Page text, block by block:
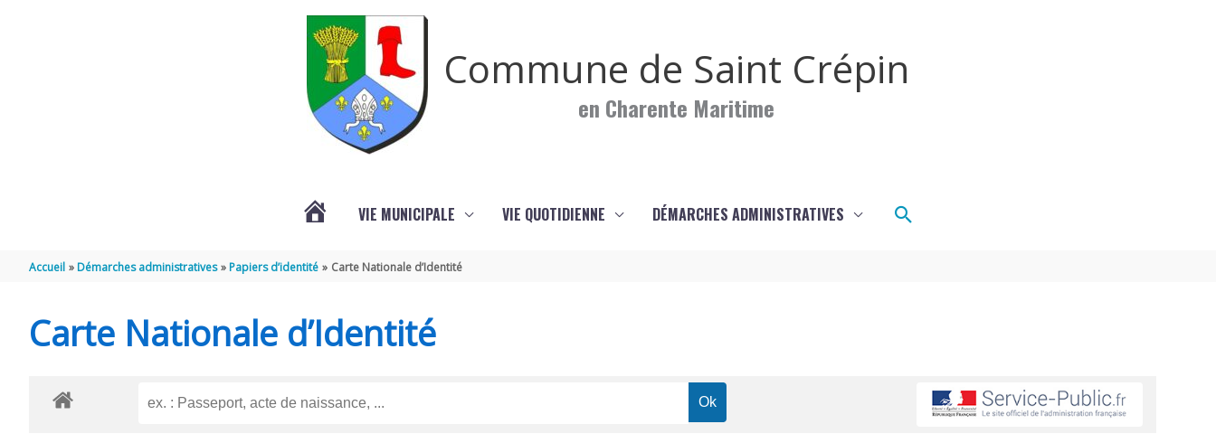
Commune de Saint Crépin
en Charente Maritime
VIE MUNICIPALE VIE QUOTIDIENNE DÉMARCHES ADMINISTRATIVES Rechercher
Accueil Démarches administratives Papiers d’identité Carte Nationale d’Identité
Carte Nationale d’Identité